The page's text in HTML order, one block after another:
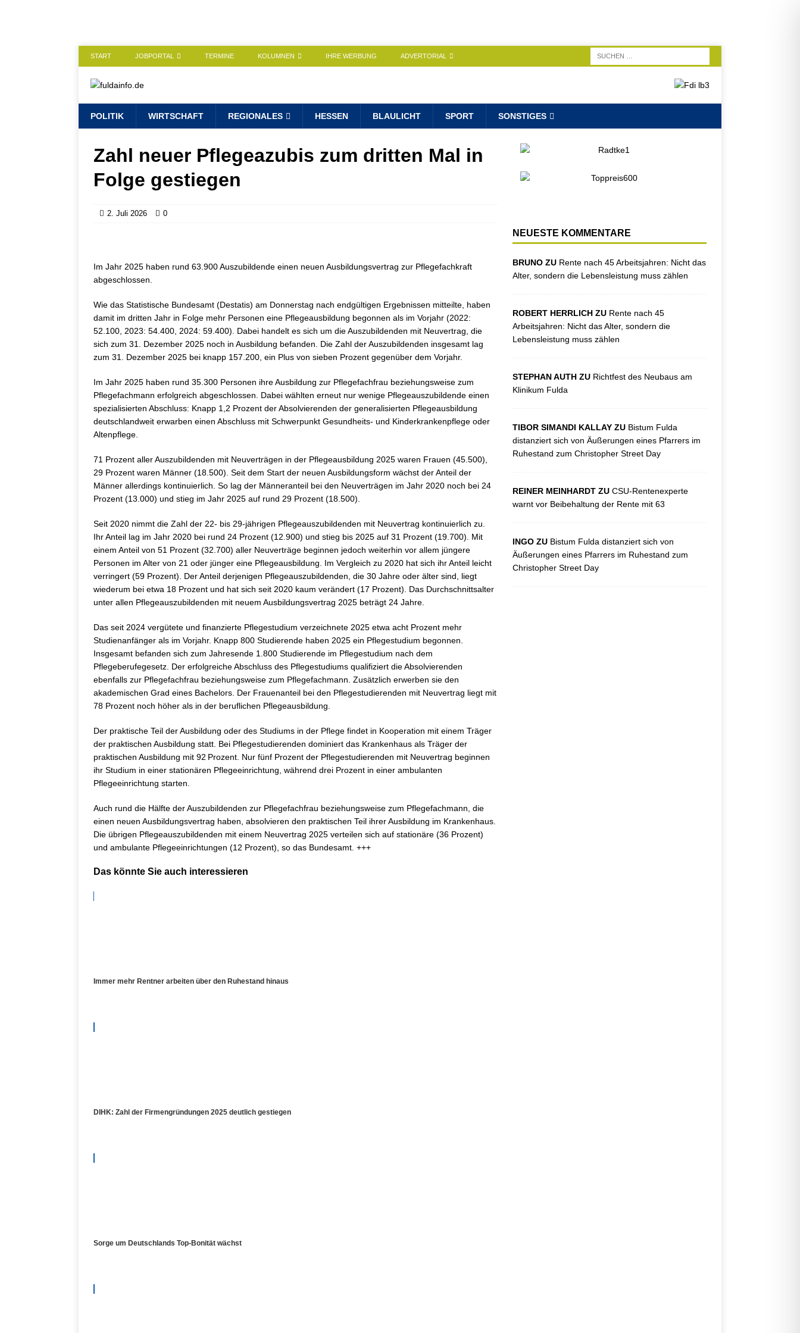
START JOBPORTAL TERMINE KOLUMNEN IHRE WERBUNG ADVERTORIAL
POLITIK WIRTSCHAFT REGIONALES HESSEN BLAULICHT SPORT SONSTIGES
Zahl neuer Pflegeazubis zum dritten Mal in
Folge gestiegen
2. Juli 2026 0
Im Jahr 2025 haben rund 63.900 Auszubildende einen neuen Ausbildungsvertrag zur Pflegefachkraft
abgeschlossen.
Wie das Statistische Bundesamt (Destatis) am Donnerstag nach endgültigen Ergebnissen mitteilte, haben
damit im dritten Jahr in Folge mehr Personen eine Pflegeausbildung begonnen als im Vorjahr (2022:
52.100, 2023: 54.400, 2024: 59.400). Dabei handelt es sich um die Auszubildenden mit Neuvertrag, die
sich zum 31. Dezember 2025 noch in Ausbildung befanden. Die Zahl der Auszubildenden insgesamt lag
zum 31. Dezember 2025 bei knapp 157.200, ein Plus von sieben Prozent gegenüber dem Vorjahr.
Im Jahr 2025 haben rund 35.300 Personen ihre Ausbildung zur Pflegefachfrau beziehungsweise zum
Pflegefachmann erfolgreich abgeschlossen. Dabei wählten erneut nur wenige Pflegeauszubildende einen
spezialisierten Abschluss: Knapp 1,2 Prozent der Absolvierenden der generalisierten Pflegeausbildung
deutschlandweit erwarben einen Abschluss mit Schwerpunkt Gesundheits- und Kinderkrankenpflege oder
Altenpflege.
71 Prozent aller Auszubildenden mit Neuverträgen in der Pflegeausbildung 2025 waren Frauen (45.500),
29 Prozent waren Männer (18.500). Seit dem Start der neuen Ausbildungsform wächst der Anteil der
Männer allerdings kontinuierlich. So lag der Männeranteil bei den Neuverträgen im Jahr 2020 noch bei 24
Prozent (13.000) und stieg im Jahr 2025 auf rund 29 Prozent (18.500).
Seit 2020 nimmt die Zahl der 22- bis 29-jährigen Pflegeauszubildenden mit Neuvertrag kontinuierlich zu.
Ihr Anteil lag im Jahr 2020 bei rund 24 Prozent (12.900) und stieg bis 2025 auf 31 Prozent (19.700). Mit
einem Anteil von 51 Prozent (32.700) aller Neuverträge beginnen jedoch weiterhin vor allem jüngere
Personen im Alter von 21 oder jünger eine Pflegeausbildung. Im Vergleich zu 2020 hat sich ihr Anteil leicht
verringert (59 Prozent). Der Anteil derjenigen Pflegeauszubildenden, die 30 Jahre oder älter sind, liegt
wiederum bei etwa 18 Prozent und hat sich seit 2020 kaum verändert (17 Prozent). Das Durchschnittsalter
unter allen Pflegeauszubildenden mit neuem Ausbildungsvertrag 2025 beträgt 24 Jahre.
Das seit 2024 vergütete und finanzierte Pflegestudium verzeichnete 2025 etwa acht Prozent mehr
Studienanfänger als im Vorjahr. Knapp 800 Studierende haben 2025 ein Pflegestudium begonnen.
Insgesamt befanden sich zum Jahresende 1.800 Studierende im Pflegestudium nach dem
Pflegeberufegesetz. Der erfolgreiche Abschluss des Pflegestudiums qualifiziert die Absolvierenden
ebenfalls zur Pflegefachfrau beziehungsweise zum Pflegefachmann. Zusätzlich erwerben sie den
akademischen Grad eines Bachelors. Der Frauenanteil bei den Pflegestudierenden mit Neuvertrag liegt mit
78 Prozent noch höher als in der beruflichen Pflegeausbildung.
Der praktische Teil der Ausbildung oder des Studiums in der Pflege findet in Kooperation mit einem Träger
der praktischen Ausbildung statt. Bei Pflegestudierenden dominiert das Krankenhaus als Träger der
praktischen Ausbildung mit 92 Prozent. Nur fünf Prozent der Pflegestudierenden mit Neuvertrag beginnen
ihr Studium in einer stationären Pflegeeinrichtung, während drei Prozent in einer ambulanten
Pflegeeinrichtung starten.
Auch rund die Hälfte der Auszubildenden zur Pflegefachfrau beziehungsweise zum Pflegefachmann, die
einen neuen Ausbildungsvertrag haben, absolvieren den praktischen Teil ihrer Ausbildung im Krankenhaus.
Die übrigen Pflegeauszubildenden mit einem Neuvertrag 2025 verteilen sich auf stationäre (36 Prozent)
und ambulante Pflegeeinrichtungen (12 Prozent), so das Bundesamt. +++
Das könnte Sie auch interessieren
Immer mehr Rentner arbeiten über den Ruhestand hinaus
DIHK: Zahl der Firmengründungen 2025 deutlich gestiegen
Sorge um Deutschlands Top-Bonität wächst
NEUESTE KOMMENTARE
BRUNO ZU Rente nach 45 Arbeitsjahren: Nicht das
Alter, sondern die Lebensleistung muss zählen
ROBERT HERRLICH ZU Rente nach 45
Arbeitsjahren: Nicht das Alter, sondern die
Lebensleistung muss zählen
STEPHAN AUTH ZU Richtfest des Neubaus am
Klinikum Fulda
TIBOR SIMANDI KALLAY ZU Bistum Fulda
distanziert sich von Äußerungen eines Pfarrers im
Ruhestand zum Christopher Street Day
REINER MEINHARDT ZU CSU-Rentenexperte
warnt vor Beibehaltung der Rente mit 63
INGO ZU Bistum Fulda distanziert sich von
Äußerungen eines Pfarrers im Ruhestand zum
Christopher Street Day